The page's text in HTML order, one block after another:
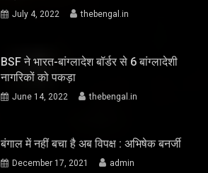
July 4, 2022 thebengal.in
BSF ने भारत-बांग्लादेश बॉर्डर से 6 बांग्लादेशी
नागरिकों को पकड़ा
June 14, 2022 thebengal.in
बंगाल में नहीं बचा है अब विपक्ष : अभिषेक बनर्जी
December 17, 2021 admin